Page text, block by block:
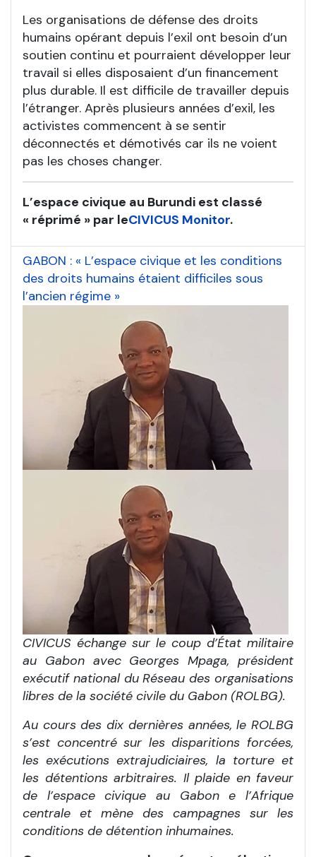
Les organisations de défense des droits
humains opérant depuis l’exil ont besoin d’un
soutien continu et pourraient développer leur
travail si elles disposaient d’un financement
plus durable. Il est difficile de travailler depuis
l’étranger. Après plusieurs années d’exil, les
activistes commencent à se sentir
déconnectés et démotivés car ils ne voient
pas les choses changer.
L’espace civique au Burundi est classé
« réprimé » par leCIVICUS Monitor.
GABON : « L’espace civique et les conditions
des droits humains étaient difficiles sous
l’ancien régime »
CIVICUS échange sur le coup d’État militaire
au Gabon avec Georges Mpaga, président
exécutif national du Réseau des organisations
libres de la société civile du Gabon (ROLBG).
Au cours des dix dernières années, le ROLBG
s’est concentré sur les disparitions forcées,
les exécutions extrajudiciaires, la torture et
les détentions arbitraires. Il plaide en faveur
de l’espace civique au Gabon e l’Afrique
centrale et mène des campagnes sur les
conditions de détention inhumaines.